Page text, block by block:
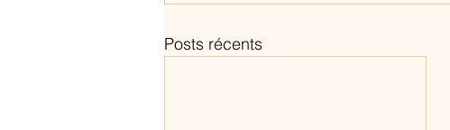
Posts récents